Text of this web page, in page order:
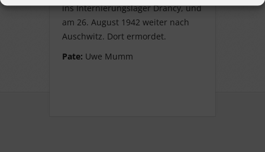
ins Internierungslager Drancy, und
am 26. August 1942 weiter nach
Auschwitz. Dort ermordet.
Pate: Uwe Mumm